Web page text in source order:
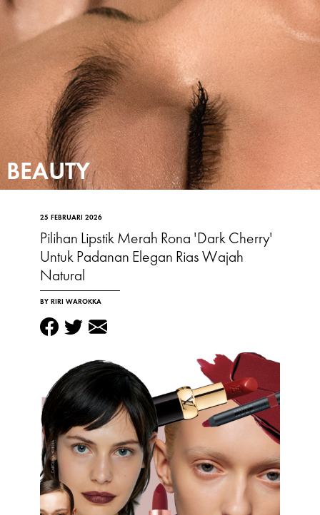
BEAUTY
25 FEBRUARI 2026
Pilihan Lipstik Merah Rona 'Dark Cherry'
Untuk Padanan Elegan Rias Wajah
Natural
BY RIRI WAROKKA